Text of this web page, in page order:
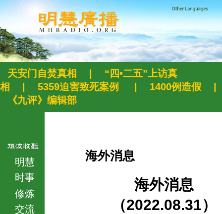
天安门自焚真相
“四•二五”上访真
相
5359迫害致死案例 1400例造假
《九评》编辑部
明慧
时事
修炼
交流
海外消息
海外消息
（2022.08.31）